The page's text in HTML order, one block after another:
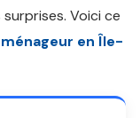
Voici ce
en Île-